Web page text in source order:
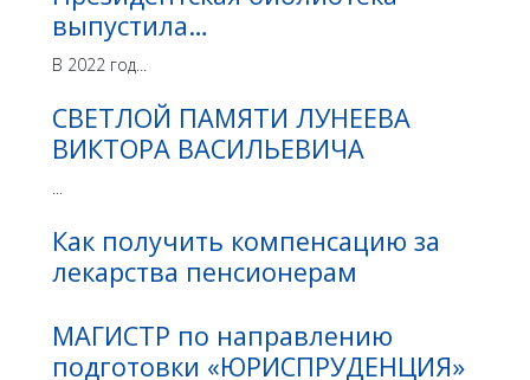
выпустила…
В 2022 год...
СВЕТЛОЙ ПАМЯТИ ЛУНЕЕВА
ВИКТОРА ВАСИЛЬЕВИЧА
...
Как получить компенсацию за
лекарства пенсионерам
МАГИСТР по направлению
подготовки «ЮРИСПРУДЕНЦИЯ»